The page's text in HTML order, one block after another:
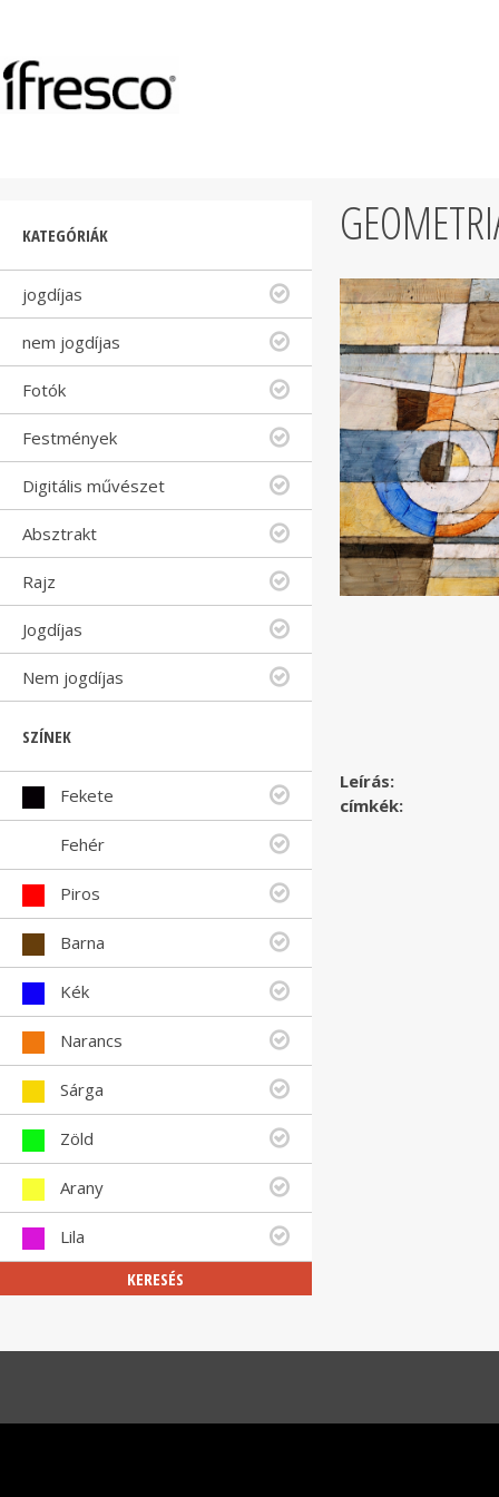
KATEGÓRIÁK
jogdíjas
nem jogdíjas
Fotók
Festmények
Digitális művészet
Absztrakt
Rajz
Jogdíjas
Nem jogdíjas
SZÍNEK
Fekete
Fehér
Piros
Barna
Kék
Narancs
Sárga
Zöld
Arany
Lila
KERESÉS
Leírás:
címkék: